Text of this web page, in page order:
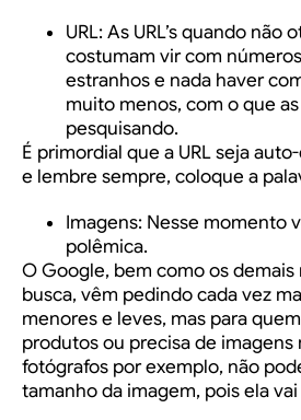
URL:As URL’s quando não
costumam vir com
estranhos e nada haver
muito menos, com o que
pesquisando.
É primordial que a URL seja
e lembre sempre, coloque a
Imagens: Nesse momento
polêmica.
O Google, bem como os demais
busca, vêm pedindo cada vez
menores e leves, mas para
produtos ou precisa de imagens
fotógrafos por exemplo, não
tamanho da imagem, pois ela